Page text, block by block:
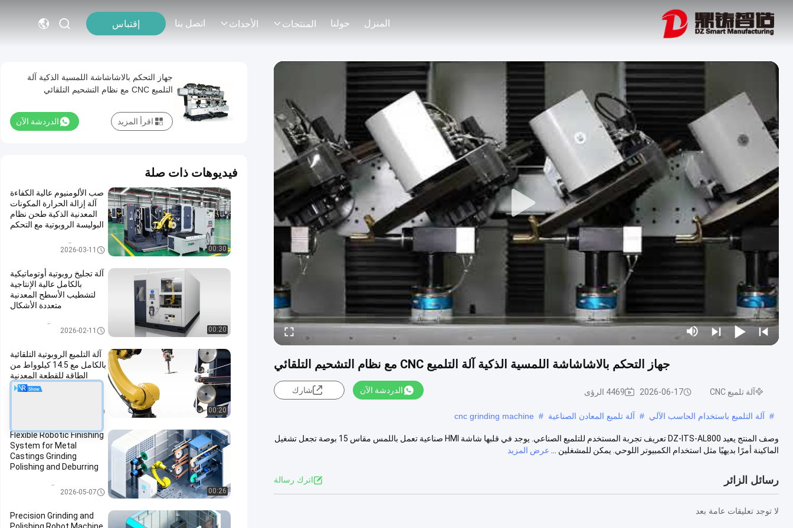
المنزل حولنا المنتجات الأحداث اتصل بنا إقتباس
جهاز التحكم بالاشاشاشة اللمسية الذكية آلة التلميع CNC مع نظام التشحيم التلقائي
آلة تلميع CNC 2026-06-17 4469 الرؤى الدردشة الآن شارك
# آلة التلميع باستخدام الحاسب الآلي # آلة تلميع المعادن الصناعية #
cnc grinding machine
وصف المنتج يعيد DZ-ITS-AL800 تعريف تجربة المستخدم للتلميع الصناعي. يوجد في قلبها شاشة HMI صناعية تعمل باللمس مقاس 15 بوصة تجعل تشغيل
الماكينة أمرًا بديهيًا مثل استخدام الكمبيوتر اللوحي. يمكن للمشغلين ...
عرض المزيد
رسائل الزائر اترك رسالة
لا توجد تعليقات عامة بعد
جهاز التحكم بالاشاشاشة اللمسية الذكية آلة
التلميع CNC مع نظام التشحيم التلقائي
الدردشة الآن اقرأ المزيد
فيديوهات ذات صلة
00:30
صب الألومنيوم عالية الكفاءة
آلة إزالة الحرارة المكونات
المعدنية الذكية طحن نظام
البوليسة الروبوتية مع التحكم
آلة تلميع طحن تلقائي2026-03-11
00:20
آلة تجليخ روبوتية أوتوماتيكية
بالكامل عالية الإنتاجية
لتشطيب الأسطح المعدنية
متعددة الأشكال
2026-02-11
00:20
آلة التلميع الروبوتية التلقائية
بالكامل مع 14.5 كيلوواط من
الطاقة للقطعة المعدنية
اللامعة المرآة
00:26
Flexible Robotic Finishing
System for Metal
Castings Grinding
Polishing and Deburring
2026-05-07
Precision Grinding and